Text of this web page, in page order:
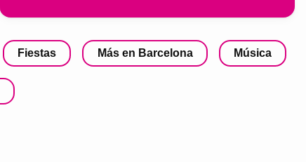
Fiestas Más en Barcelona Música